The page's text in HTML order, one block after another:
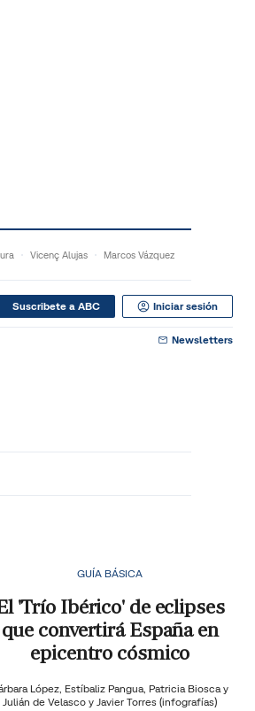
Vicenç Alujas Marcos Vázquez
Suscribete a ABC Iniciar sesión
Newsletters
GUÍA BÁSICA
'Trío Ibérico' de eclipses
que convertirá España en
epicentro cósmico
López, Estíbaliz Pangua, Patricia Biosca y
Julián de Velasco y Javier Torres (infografías)